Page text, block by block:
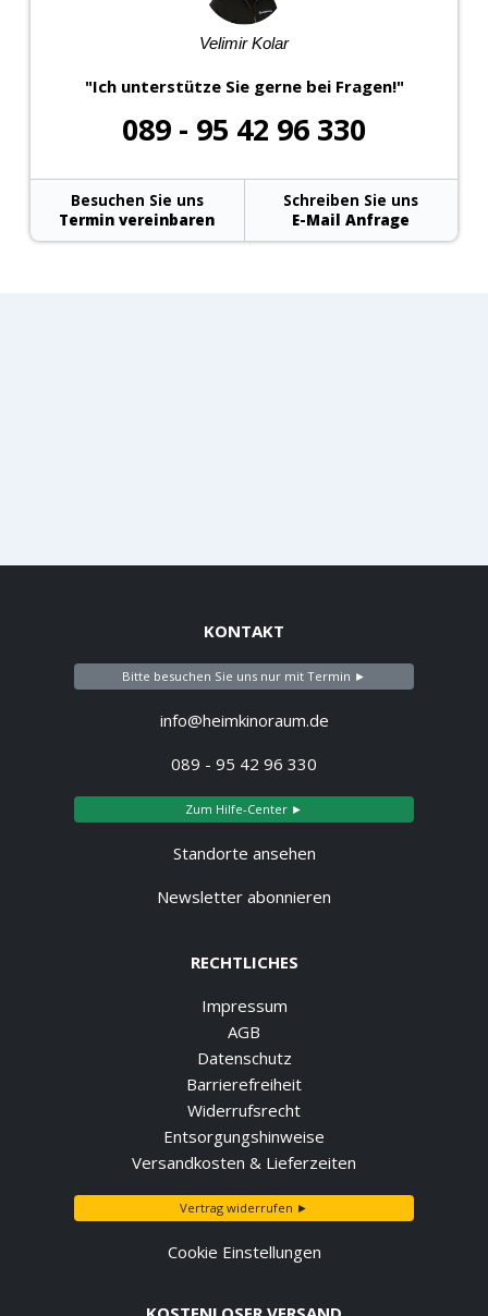
Velimir Kolar
"Ich unterstütze Sie gerne bei Fragen!"
089 - 95 42 96 330
Besuchen Sie uns
Termin vereinbaren
Schreiben Sie uns
E-Mail Anfrage
KONTAKT
Bitte besuchen Sie uns nur mit Termin ►
info@heimkinoraum.de
089 - 95 42 96 330
Zum Hilfe-Center ►
Standorte ansehen
Newsletter abonnieren
RECHTLICHES
Impressum
AGB
Datenschutz
Barrierefreiheit
Widerrufsrecht
Entsorgungshinweise
Versandkosten & Lieferzeiten
Vertrag widerrufen ►
Cookie Einstellungen